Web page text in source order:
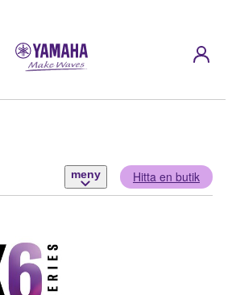
meny Hitta en butik